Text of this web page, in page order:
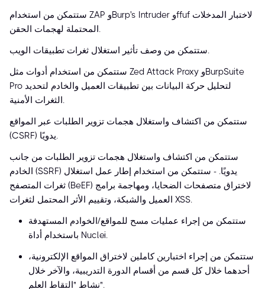
ستتمكن من استخدام ZAP وBurp's Intruder وffuf لاختبار المدخلات
المحتملة لهجمات الحقن.
ستتمكن من وصف تأثير استغلال ثغرات تطبيقات الويب.
ستتمكن من استخدام أدوات مثل Zed Attack Proxy وBurpSuite
Pro لتحليل حركة البيانات بين تطبيقات العميل والخادم لتحديد
الثغرات الأمنية.
ستتمكن من اكتشاف واستغلال هجمات تزوير الطلبات عبر المواقع
(CSRF) يدويًا.
ستتمكن من اكتشاف واستغلال هجمات تزوير الطلبات من جانب
الخادم (SSRF) يدويًا. - ستتمكن من استخدام إطار عمل استغلال
ثغرات المتصفح (BeEF) لاختراق متصفحات الضحايا، ومهاجمة برامج
العميل والشبكة، وتقييم الأثر المحتمل لثغرات XSS.
ستتمكن من إجراء عمليات مسح للمواقع/الخوادم المستهدفة
باستخدام أداة Nuclei.
ستتمكن من إجراء اختبارين كاملين لاختراق المواقع الإلكترونية،
أحدهما خلال كل قسم من أقسام الدورة التدريبية، والآخر خلال
نشاط "التقاط العلم".